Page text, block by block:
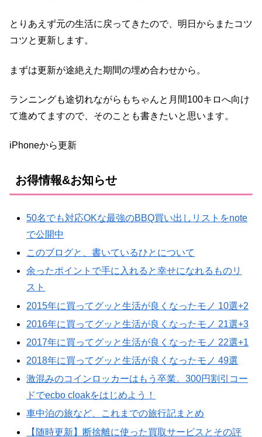
とりあえず元の生活に戻ってきたので、明日からまたコツ
コツと更新します。
まずは更新が途絶えた期間の埋め合わせから。
ランニングも途切れながらもちゃんと月間100キロへ向け
て進めてますので、そのことも書きたいと思います。
iPhoneから更新
お得情報&お知らせ
50名でも対応OKな最強のBBQ買い出しリストをnote
で公開中
このブログと、書いているひとについて
余ったポイントで手に入れると幸せになれるものリ
スト
2015年に買ってグッと生活が良くなったモノ 10選+2
2016年に買ってグッと生活が良くなったモノ 21選+3
2017年に買ってグッと生活が良くなったモノ 22選+1
2018年に買ってグッと生活が良くなったモノ 49選
激混みのコインロッカーはもう卒業。300円割引コー
ドでecbo cloakをはじめよう！
車中泊の旅など、これまでの旅行記まとめ
【随時更新】断捨離に使った買取サービスとその評